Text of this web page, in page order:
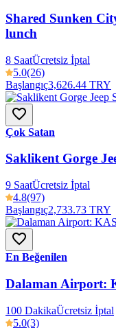
Shared Sunken
lunch
8 SaatÜcretsiz İptal
5.0(26)
Başlangıç3,626.44 TRY
Çok Satan
Saklikent Gorge
9 SaatÜcretsiz İptal
4.8(97)
Başlangıç2,733.73 TRY
En Beğenilen
Dalaman Airport:
100 DakikaÜcretsiz İptal
5.0(3)